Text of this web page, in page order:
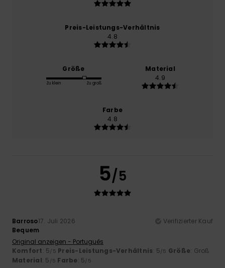
Preis-Leistungs-Verhältnis
4.8
Größe
Zu klein Zu groß
Material
4.9
Farbe
4.8
5/5
Barroso17. Juli 2026
Verifizierter Kauf
Bequem
Original anzeigen - Português
Komfort: 5/5 Preis-Leistungs-Verhältnis: 5/5 Größe: Groß
Material: 5 /5 Farbe: 5/5